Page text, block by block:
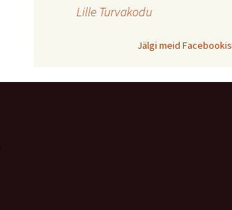
Lille Turvakodu
Jälgi meid Facebookis